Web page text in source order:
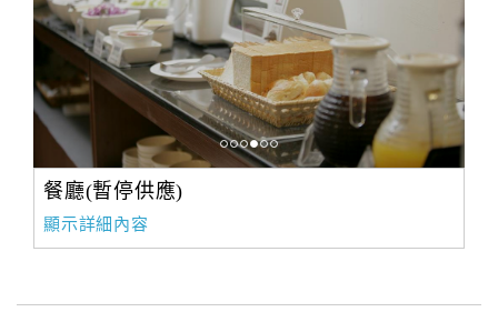
餐廳(暫停供應)
顯示詳細內容